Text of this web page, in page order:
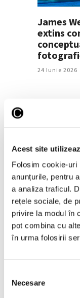
Acest site
Folosim cookie-uri
anunțurile, pentru
a analiza traficul.
rețele sociale, de
privire la modul în
pot combina cu
în urma folosirii
consimțământului
Necesare
James
extins
24 Iunie 2026
Candida
16 Iunie 2026
Articole